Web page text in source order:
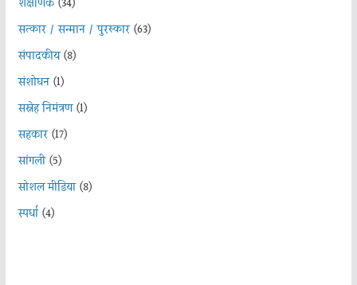
शैक्षणिक(34)
सत्कार / सन्मान / पुरस्कार(63)
संपादकीय(8)
संशोधन(1)
सस्नेह निमंत्रण(1)
सहकार(17)
सांगली(5)
सोशल मीडिया(8)
स्पर्धा(4)